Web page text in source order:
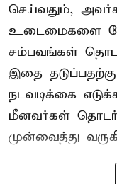
செய்வதும்,
உடைமைகளை
சம்பவங்கள்
இதை
நடவடிக்கை
மீனவர்கள்
முன்வைத்து